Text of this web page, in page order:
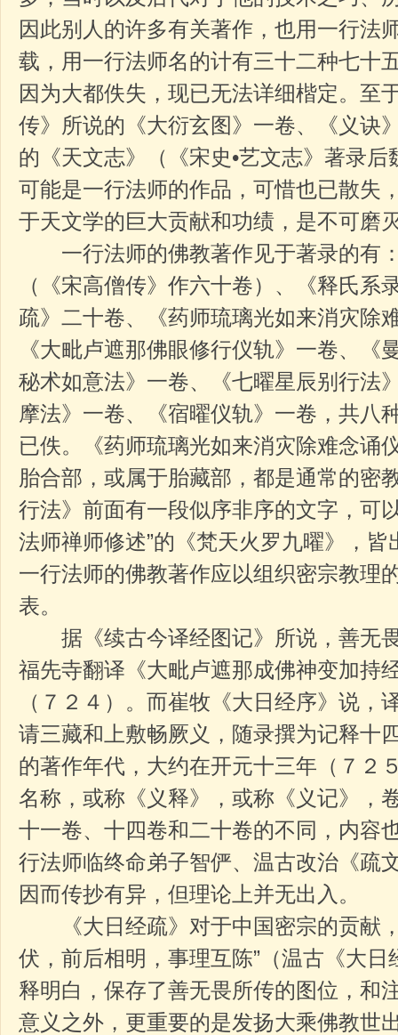
因此别人的许多有关著作，也用一行法
载，用一行法师名的计有三十二种七十
因为大都佚失，现已无法详细楷定。至
传》所说的《大衍玄图》一卷、《义诀
的《天文志》（《宋史•艺文志》著录
可能是一行法师的作品，可惜也已散失
于天文学的巨大贡献和功绩，是不可磨
一行法师的佛教著作见于著录的有
（《宋高僧传》作六十卷）、《释氏系
疏》二十卷、《药师琉璃光如来消灾除
《大毗卢遮那佛眼修行仪轨》一卷、《
秘术如意法》一卷、《七曜星辰别行法
摩法》一卷、《宿曜仪轨》一卷，共八
已佚。《药师琉璃光如来消灾除难念诵
胎合部，或属于胎藏部，都是通常的密
行法》前面有一段似序非序的文字，可
法师禅师修述”的《梵天火罗九曜》，
一行法师的佛教著作应以组织密宗教理
表。
据《续古今译经图记》所说，善无
福先寺翻译《大毗卢遮那成佛神变加持
（７２４）。而崔牧《大日经序》说，
请三藏和上敷畅厥义，随录撰为记释十
的著作年代，大约在开元十三年（７２
名称，或称《义释》，或称《义记》，
十一卷、十四卷和二十卷的不同，内容
行法师临终命弟子智俨、温古改治《疏
因而传抄有异，但理论上并无出入。
《大日经疏》对于中国密宗的贡献，
伏，前后相明，事理互陈”（温古《大
释明白，保存了善无畏所传的图位，和
意义之外，更重要的是发扬大乘佛教世